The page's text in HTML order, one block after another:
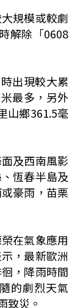
規模或較劇
解除「0608
出現較大累
最多，另外
山鄉361.5毫
及西南風影
恆春半島及
豪雨，苗栗
在氣象應用
，最新歐洲
，降雨時間
的劇烈天氣
致災。